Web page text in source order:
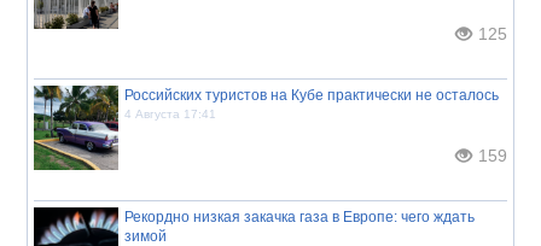
125
Российских туристов на Кубе практически не осталось
4 Августа 17:41
159
Рекордно низкая закачка газа в Европе: чего ждать
зимой